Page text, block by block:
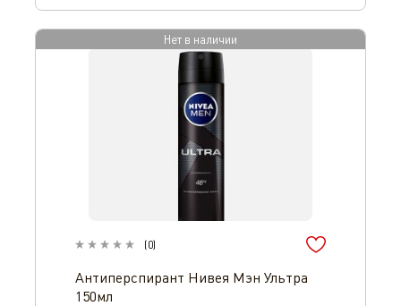
Нет в наличии
(0)
Антиперспирант Нивея Мэн Ультра
150мл